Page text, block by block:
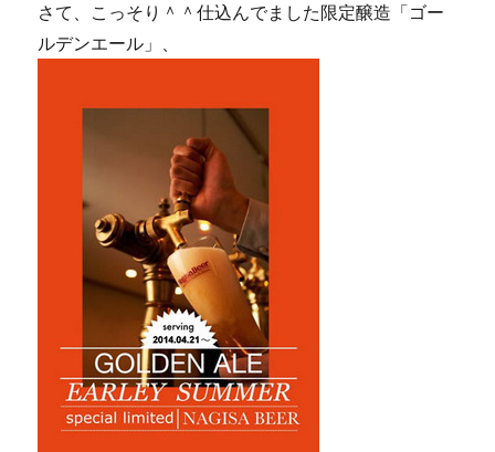
さて、こっそり＾＾仕込んでました限定醸造「ゴー
ルデンエール」、